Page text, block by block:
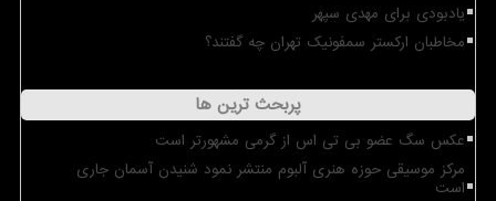
یادبودی برای مهدی سپهر
مخاطبان ارکستر سمفونیک تهران چه گفتند؟
پربحث ترین ها
عکس سگ عضو بی تی اس از گرمی مشهورتر است
مرکز موسیقی حوزه هنری آلبوم منتشر نمود شنیدن آسمان جاری
است